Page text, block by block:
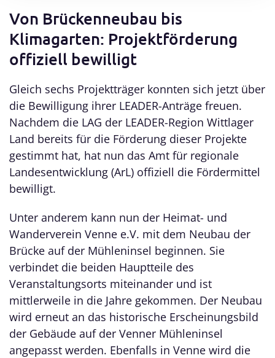
Von Brückenneubau bis
Klimagarten: Projektförderung
offiziell bewilligt
Gleich sechs Projektträger konnten sich jetzt über
die Bewilligung ihrer LEADER-Anträge freuen.
Nachdem die LAG der LEADER-Region Wittlager
Land bereits für die Förderung dieser Projekte
gestimmt hat, hat nun das Amt für regionale
Landesentwicklung (ArL) offiziell die Fördermittel
bewilligt.
Unter anderem kann nun der Heimat- und
Wanderverein Venne e.V. mit dem Neubau der
Brücke auf der Mühleninsel beginnen. Sie
verbindet die beiden Hauptteile des
Veranstaltungsorts miteinander und ist
mittlerweile in die Jahre gekommen. Der Neubau
wird erneut an das historische Erscheinungsbild
der Gebäude auf der Venner Mühleninsel
angepasst werden. Ebenfalls in Venne wird die